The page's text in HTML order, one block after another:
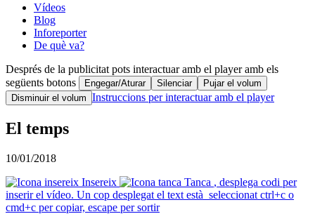
Vídeos
Blog
Inforeporter
De què va?
Després de la publicitat pots interactuar amb el player amb els
següents botons
Engegar/Aturar Silenciar
Pujar el volum
Disminuir el volum Instruccions per interactuar amb el player
El temps
10/01/2018
Insereix
Tanca , desplega codi per
inserir el vídeo. Un cop desplegat el text està seleccionat ctrl+c o
cmd+c per copiar, escape per sortir